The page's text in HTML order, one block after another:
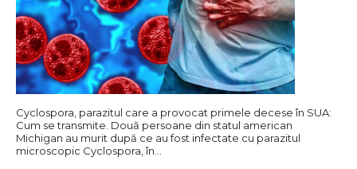
Cyclospora, parazitul care a provocat primele decese în SUA:
Cum se transmite. Două persoane din statul american
Michigan au murit după ce au fost infectate cu parazitul
microscopic Cyclospora, în…